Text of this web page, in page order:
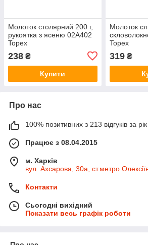
Молоток столярний 200 г,
рукоятка з ясеню 02A402
Topex
238 ₴
Купити
Молоток
Topex
319₴
Про нас
100% позитивних з 213 відгуків за рік
Працює з 08.04.2015
м. Харків
вул. Ахсарова, 30а, ст.метро
Контакти
Сьогодні вихідний
Показати весь графік роботи